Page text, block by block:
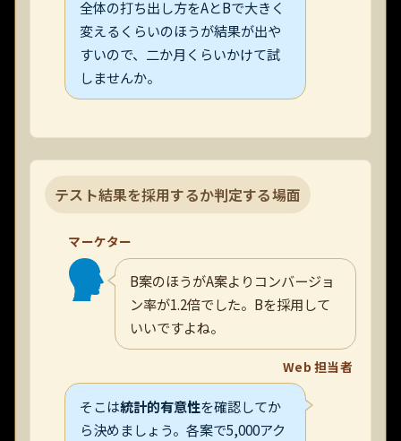
全体の打ち出し方をAとBで大きく
変えるくらいのほうが結果が出や
すいので、二か月くらいかけて試
しませんか。
テスト結果を採用するか判定する場面
マーケター
B案のほうがA案よりコンバージョ
ン率が1.2倍でした。Bを採用して
いいですよね。
Web 担当者
そこは統計的有意性を確認してか
ら決めましょう。各案で5,000アク